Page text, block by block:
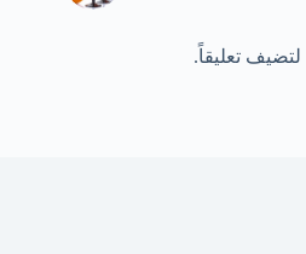
لتضيف تعليقاً.